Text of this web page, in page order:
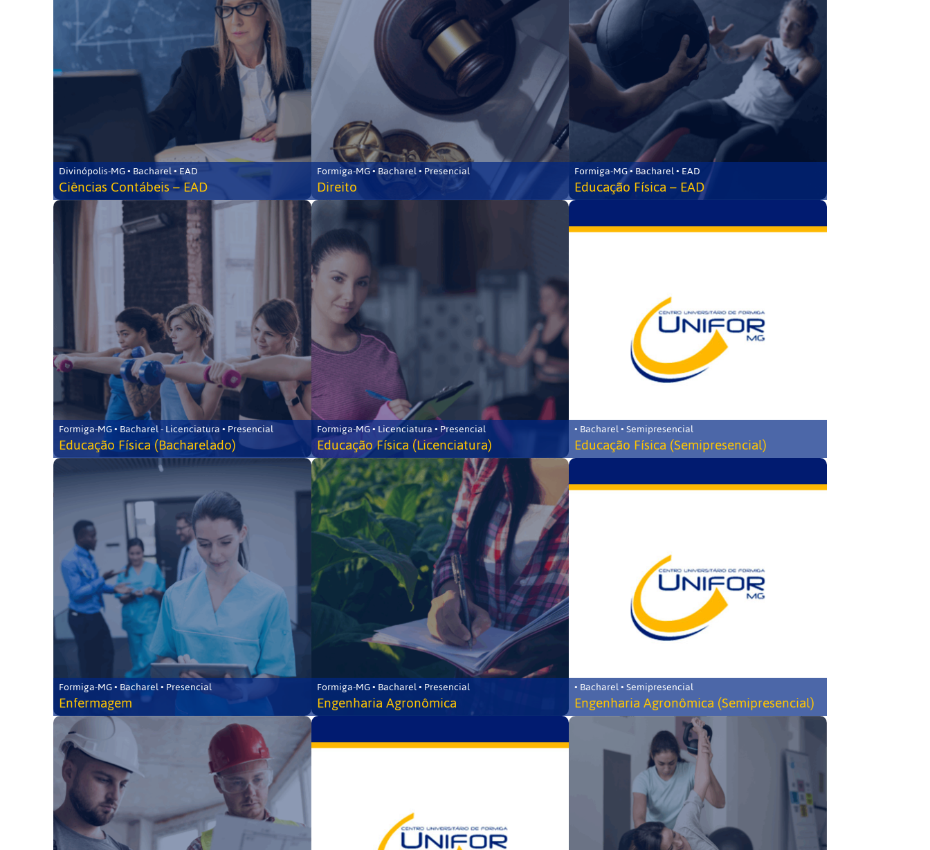
Divinópolis-MG • Bacharel • EAD
Ciências Contábeis – EAD
Formiga-MG • Bacharel • Presencial
Direito
Formiga-MG • Bacharel • EAD
Educação Física – EAD
Formiga-MG • Bacharel - Licenciatura • Presencial
Educação Física (Bacharelado)
Formiga-MG • Licenciatura • Presencial
Educação Física (Licenciatura)
• Bacharel • Semipresencial
Educação Física (Semipresencial)
Formiga-MG • Bacharel • Presencial
Enfermagem
Formiga-MG • Bacharel • Presencial
Engenharia Agronômica
• Bacharel • Semipresencial
Engenharia Agronômica (Semipresencial)